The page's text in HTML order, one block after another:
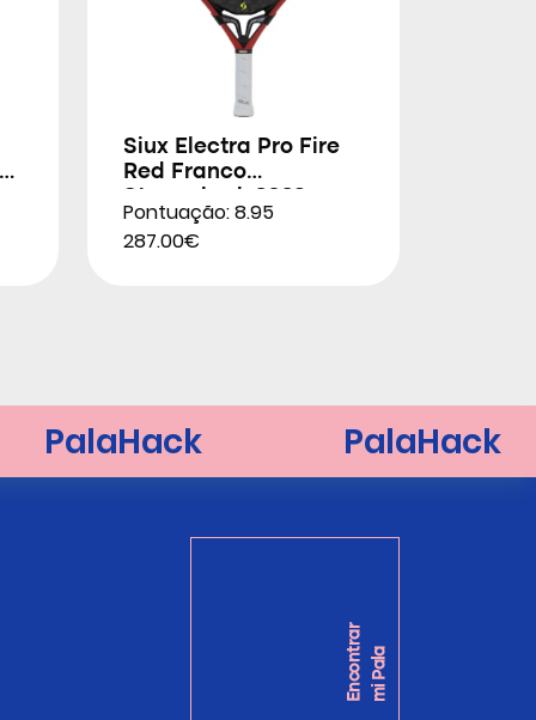
Siux Electra Pro Fire
Red Franco
Pontuação: 8.95
287.00€